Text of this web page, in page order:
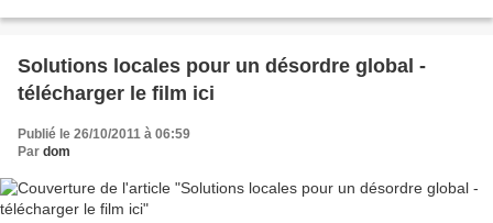
Solutions locales pour un désordre global -
télécharger le film ici
Publié le 26/10/2011 à 06:59
Par dom